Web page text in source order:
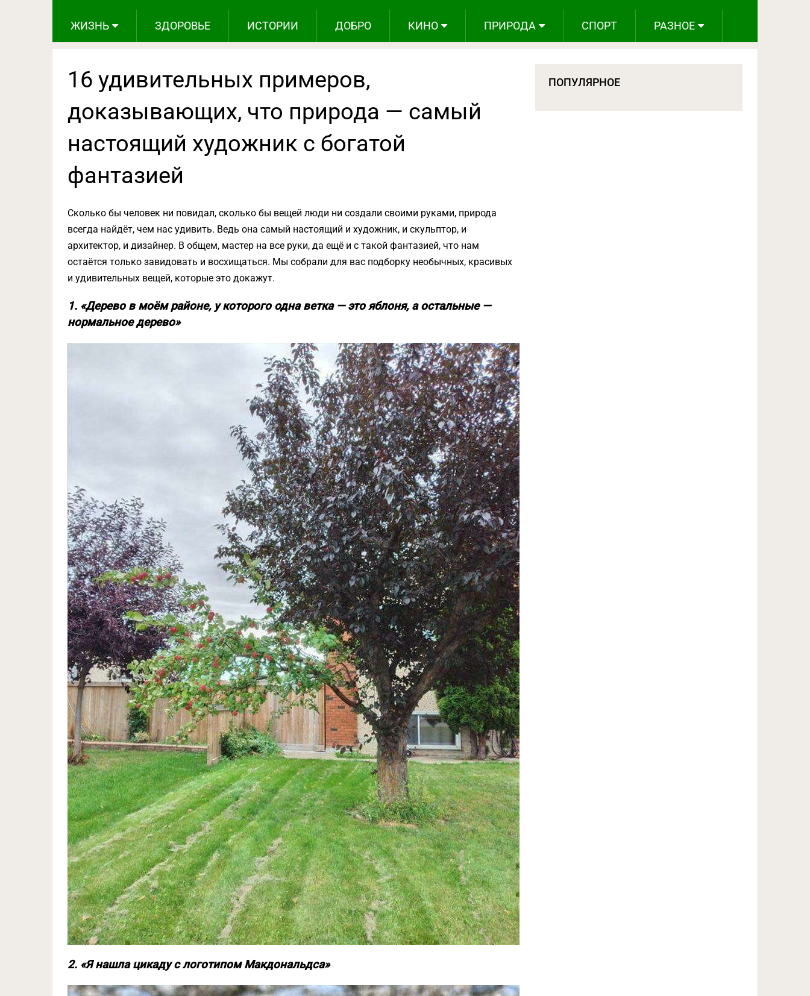
ЖИЗНЬ ЗДОРОВЬЕ ИСТОРИИ ДОБРО КИНО ПРИРОДА СПОРТ РАЗНОЕ
16 удивительных примеров,
доказывающих, что природа — самый
настоящий художник с богатой
фантазией
Сколько бы человек ни повидал, сколько бы вещей люди ни создали своими руками, природа
всегда найдёт, чем нас удивить. Ведь она самый настоящий и художник, и скульптор, и
архитектор, и дизайнер. В общем, мастер на все руки, да ещё и с такой фантазией, что нам
остаётся только завидовать и восхищаться. Мы собрали для вас подборку необычных, красивых
и удивительных вещей, которые это докажут.
1. «Дерево в моём районе, у которого одна ветка — это яблоня, а остальные —
нормальное дерево»
2. «Я нашла цикаду с логотипом Макдональдса»
ПОПУЛЯРНОЕ